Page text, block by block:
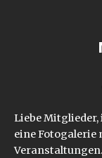
Liebe
eine Fotogalerie